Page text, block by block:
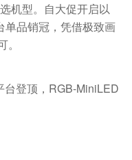
机型。自大促开启以
单品销冠，凭借极致画